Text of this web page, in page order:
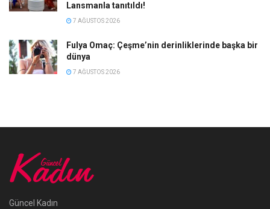
Lansmanla tanıtıldı!
7 AĞUSTOS 2026
Fulya Omaç: Çeşme’nin derinliklerinde başka bir
dünya
7 AĞUSTOS 2026
Güncel Kadın